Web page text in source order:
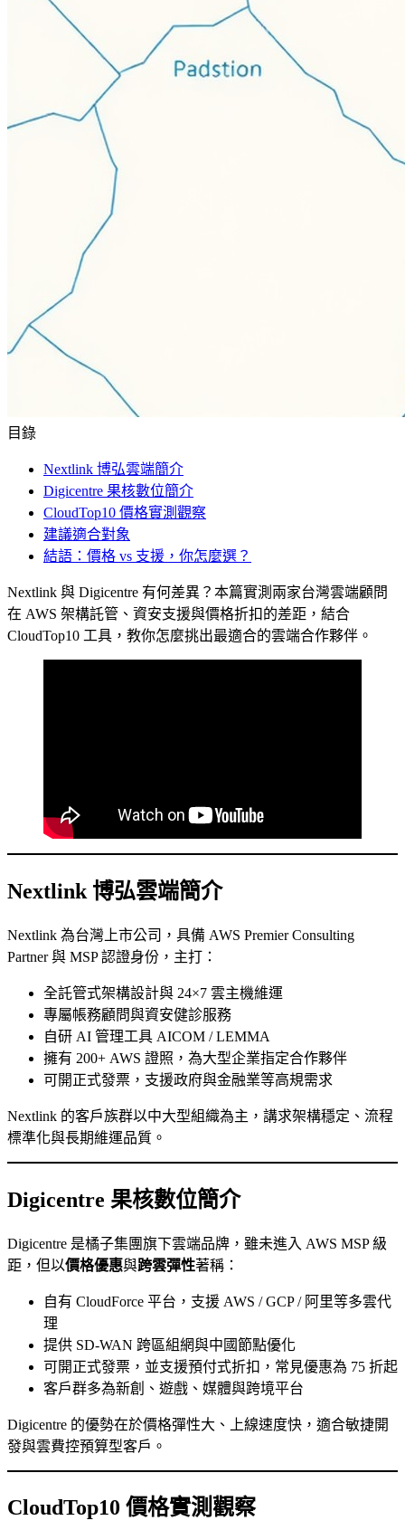
目錄
Nextlink 博弘雲端簡介
Digicentre 果核數位簡介
CloudTop10 價格實測觀察
建議適合對象
結語：價格 vs 支援，你怎麼選？
Nextlink 與 Digicentre 有何差異？本篇實測兩家台灣雲端顧問
在 AWS 架構託管、資安支援與價格折扣的差距，結合
CloudTop10 工具，教你怎麼挑出最適合的雲端合作夥伴。
Nextlink 博弘雲端簡介
Nextlink 為台灣上市公司，具備 AWS Premier Consulting
Partner 與 MSP 認證身份，主打：
全託管式架構設計與 24×7 雲主機維運
專屬帳務顧問與資安健診服務
自研 AI 管理工具 AICOM / LEMMA
擁有 200+ AWS 證照，為大型企業指定合作夥伴
可開正式發票，支援政府與金融業等高規需求
Nextlink 的客戶族群以中大型組織為主，講求架構穩定、流程
標準化與長期維運品質。
Digicentre 果核數位簡介
Digicentre 是橘子集團旗下雲端品牌，雖未進入 AWS MSP 級
距，但以價格優惠與跨雲彈性著稱：
自有 CloudForce 平台，支援 AWS / GCP / 阿里等多雲代
理
提供 SD-WAN 跨區組網與中國節點優化
可開正式發票，並支援預付式折扣，常見優惠為 75 折起
客戶群多為新創、遊戲、媒體與跨境平台
Digicentre 的優勢在於價格彈性大、上線速度快，適合敏捷開
發與雲費控預算型客戶。
CloudTop10 價格實測觀察